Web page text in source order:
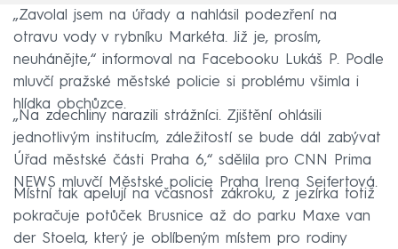
„Zavolal jsem na úřady a nahlásil podezření na
otravu vody v rybníku Markéta. Již je, prosím,
neuhánějte,“ informoval na Facebooku Lukáš P. Podle
mluvčí pražské městské policie si problému všimla i
hlídka obchůzce.
„Na zdechliny narazili strážníci. Zjištění ohlásili
jednotlivým institucím, záležitostí se bude dál zabývat
Úřad městské části Praha 6,“ sdělila pro CNN Prima
NEWS mluvčí Městské policie Praha Irena Seifertová.
Místní tak apelují na včasnost zákroku, z jezírka totiž
pokračuje potůček Brusnice až do parku Maxe van
der Stoela, který je oblíbeným místem pro rodiny